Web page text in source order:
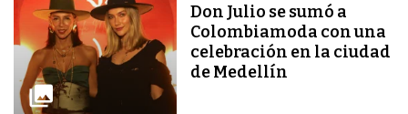
Don Julio se sumó a
Colombiamoda con una
celebración en la ciudad
de Medellín